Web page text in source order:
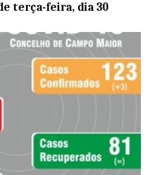
terça-feira, dia 30